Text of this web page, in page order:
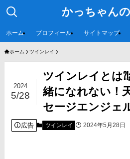
かっちゃん
ホーム プロフィール サイトマップ
ホーム ツインレイ
ツインレイとは
緒になれない！
セージエンジェ
2024
5/28
広告 ツインレイ 2024年5月28日